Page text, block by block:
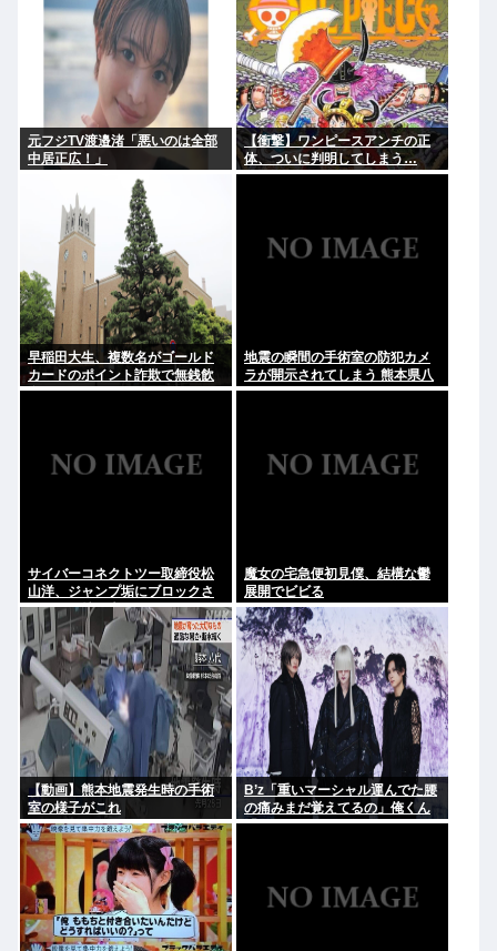
元フジTV渡邉渚「悪いのは全部
中居正広！」
【衝撃】ワンピースアンチの正
体、ついに判明してしまう…
早稲田大生、複数名がゴールド
カードのポイント詐欺で無銭飲
食
地震の瞬間の手術室の防犯カメ
ラが開示されてしまう 熊本県八
代
サイバーコネクトツー取締役松
山洋、ジャンプ垢にブロックさ
れてお気持ち表明。何かあった
らまず晒す！これが令和のレス
バや！
魔女の宅急便初見僕、結構な鬱
展開でビビる
【動画】熊本地震発生時の手術
室の様子がこれ
B’z「重いマーシャル運んでた腰
の痛みまだ覚えてるの」俺くん
「マーシャルって何？ 」